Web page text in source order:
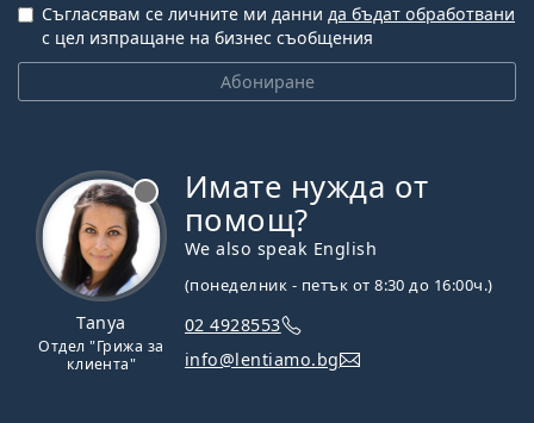
Абониране
Съгласявам се личните ми данни да бъдат обработвани
с цел изпращане на бизнес съобщения
Tanya
Отдел "Грижа за
клиента"
Имате нужда от
помощ?
We also speak English
(понеделник - петък от 8:30 до 16:00ч.)
02 4928553
info@lentiamo.bg